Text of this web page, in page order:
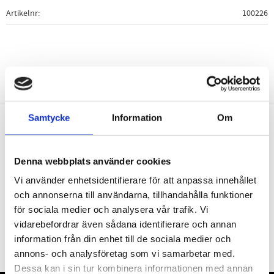
Samtycke Information Om
Denna webbplats använder cookies
Vi använder enhetsidentifierare för att anpassa innehållet
och annonserna till användarna, tillhandahålla funktioner
för sociala medier och analysera vår trafik. Vi
vidarebefordrar även sådana identifierare och annan
information från din enhet till de sociala medier och
annons- och analysföretag som vi samarbetar med.
Dessa kan i sin tur kombinera informationen med annan
Artikelnr 100226
Nyhetsbrev
PRENUMERERA
Dina personuppgifter behandlas i enlighet med vår integritetspolicy